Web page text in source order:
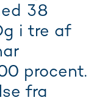
38
i tre af
procent.
fra